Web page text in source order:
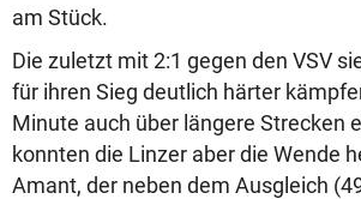
am Stück.
Die zuletzt mit 2:1 gegen den VSV
für ihren Sieg deutlich härter
Minute auch über längere Strecken
konnten die Linzer aber die Wende
Amant, der neben dem Ausgleich